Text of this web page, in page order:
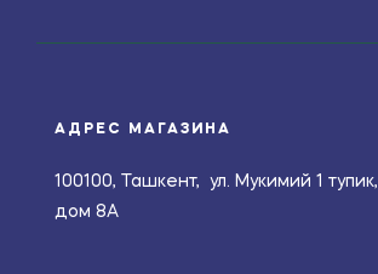
АДРЕС МАГАЗИНА
100100, Ташкент, ул. Мукимий 1 тупик,
дом 8А